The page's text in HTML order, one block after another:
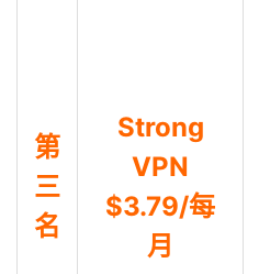
第
三
名
Strong
VPN
$3.79/每
月